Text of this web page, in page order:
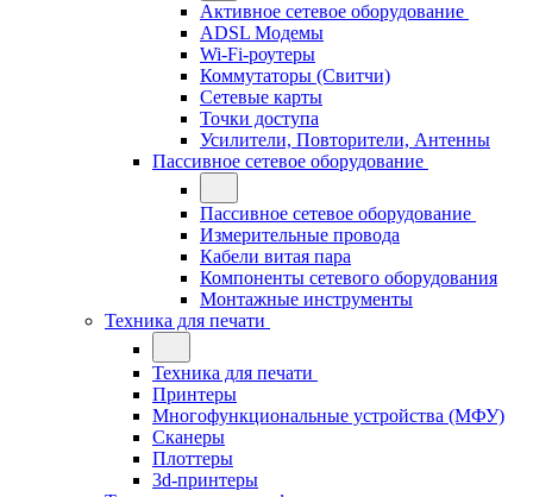
Активное сетевое оборудование
ADSL Модемы
Wi-Fi-роутеры
Коммутаторы (Свитчи)
Сетевые карты
Точки доступа
Усилители, Повторители, Антенны
Пассивное сетевое оборудование
Пассивное сетевое оборудование
Измерительные провода
Кабели витая пара
Компоненты сетевого оборудования
Монтажные инструменты
Техника для печати
Техника для печати
Принтеры
Многофункциональные устройства (МФУ)
Сканеры
Плоттеры
3d-принтеры